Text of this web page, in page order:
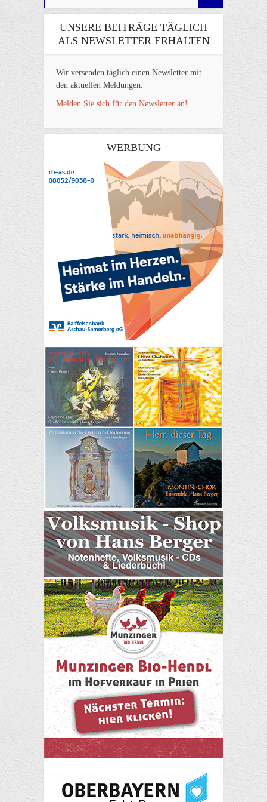
UNSERE BEITRÄGE TÄGLICH
ALS NEWSLETTER ERHALTEN
Wir versenden täglich einen Newsletter mit
den aktuellen Meldungen.
Melden Sie sich für den Newsletter an!
WERBUNG